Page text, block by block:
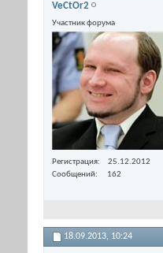
VeCtOr2
Участник форума
Регистрация
25.12.2012
Сообщений
162
18.09.2013, 10:24